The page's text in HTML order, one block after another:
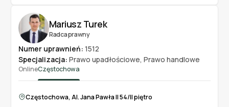
Radca prawny
Mariusz Turek
Numer uprawnień: 1512
Specjalizacja: Prawo upadłościowe, Prawo handlowe
OnlineCzęstochowa
Częstochowa, Al. Jana Pawła II 54/II piętro